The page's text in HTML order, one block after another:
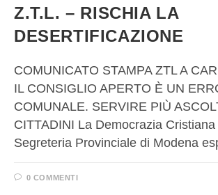
Z.T.L. – RISCHIA LA
DESERTIFICAZIONE
COMUNICATO STAMPA ZTL A
IL CONSIGLIO APERTO È UN
COMUNALE. SERVIRE PIÙ
CITTADINI La Democrazia
Segreteria Provinciale di Modena
0 COMMENTI